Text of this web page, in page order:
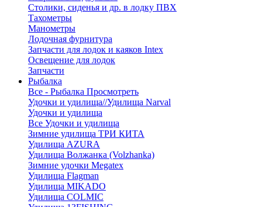
Столики, сиденья и др. в лодку ПВХ
Тахометры
Манометры
Лодочная фурнитура
Запчасти для лодок и каяков Intex
Освещение для лодок
Запчасти
Рыбалка
Все - Рыбалка Просмотреть
Удочки и удилища//Удилища Narval
Удочки и удилища
Все Удочки и удилища
Зимние удилища ТРИ КИТА
Удилища AZURA
Удилища Волжанка (Volzhanka)
Зимние удочки Megatex
Удилища Flagman
Удилища MIKADO
Удилища COLMIC